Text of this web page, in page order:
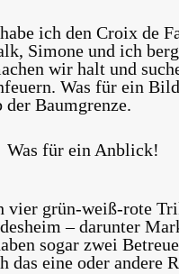
ich den Croix de
Simone und ich
wir halt und
Was für ein
der Baumgrenze.
Was für ein Anblick!
vier grün-weiß-rote
– darunter
sogar zwei
das eine oder andere